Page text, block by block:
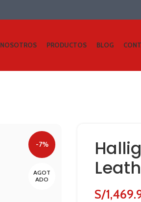
NOSOTROS PRODUCTOS BLOG
-7%
AGOT
ADO
S/